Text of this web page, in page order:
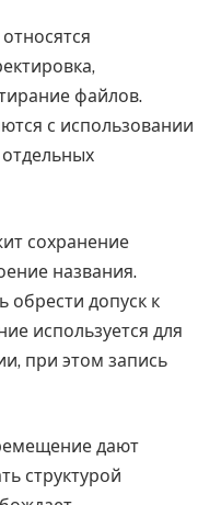
файлов.
с использовании
сохранение
названия.
обрести допуск к
используется для
при этом запись
дают
структурой